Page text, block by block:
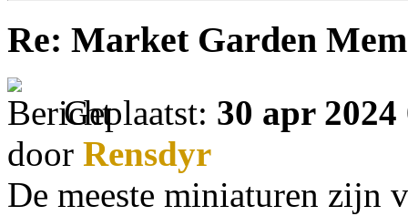
Re: Market Garden
Geplaatst: 30 apr 2024
door Rensdyr
De meeste miniaturen zijn